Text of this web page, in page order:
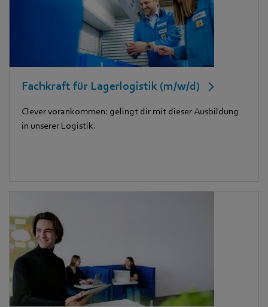
Fachkraft für Lagerlogistik (m/w/d)
Clever vorankommen: gelingt dir mit dieser Ausbildung
in unserer Logistik.